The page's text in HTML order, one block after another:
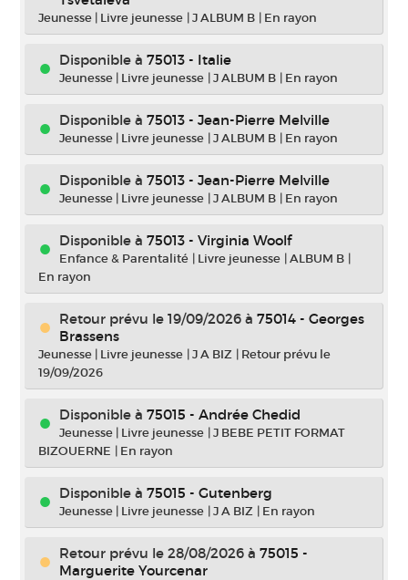
Jeunesse | Livre jeunesse |J ALBUM B | En rayon
Disponible à 75013 - Italie
Jeunesse | Livre jeunesse |J ALBUM B | En rayon
Disponible à 75013 - Jean-Pierre Melville
Jeunesse | Livre jeunesse |J ALBUM B | En rayon
Disponible à 75013 - Jean-Pierre Melville
Jeunesse | Livre jeunesse |J ALBUM B | En rayon
Disponible à 75013 - Virginia Woolf
Enfance & Parentalité | Livre jeunesse |ALBUM B |
En rayon
Retour prévu le 19/09/2026 à 75014 - Georges
Brassens
Jeunesse | Livre jeunesse |J A BIZ | Retour prévu le
19/09/2026
Disponible à 75015 - Andrée Chedid
Jeunesse | Livre jeunesse |J BEBE PETIT FORMAT
BIZOUERNE | En rayon
Disponible à 75015 - Gutenberg
Jeunesse | Livre jeunesse |J A BIZ | En rayon
Retour prévu le 28/08/2026 à 75015 -
Marguerite Yourcenar